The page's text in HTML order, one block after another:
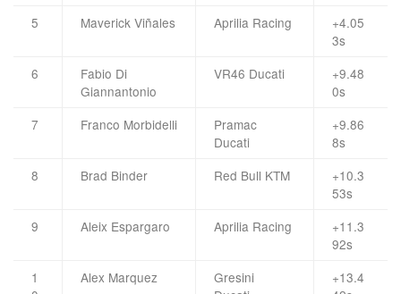
5
Maverick Viñales Aprilia Racing
+4.05
3s
6
Fabio Di
Giannantonio
VR46 Ducati
+9.48
0s
7
Franco Morbidelli
Pramac
Ducati
+9.86
8s
8
Brad Binder Red Bull KTM
+10.3
53s
9
Aleix Espargaro Aprilia Racing
+11.3
92s
1
Alex Marquez
Gresini
+13.4